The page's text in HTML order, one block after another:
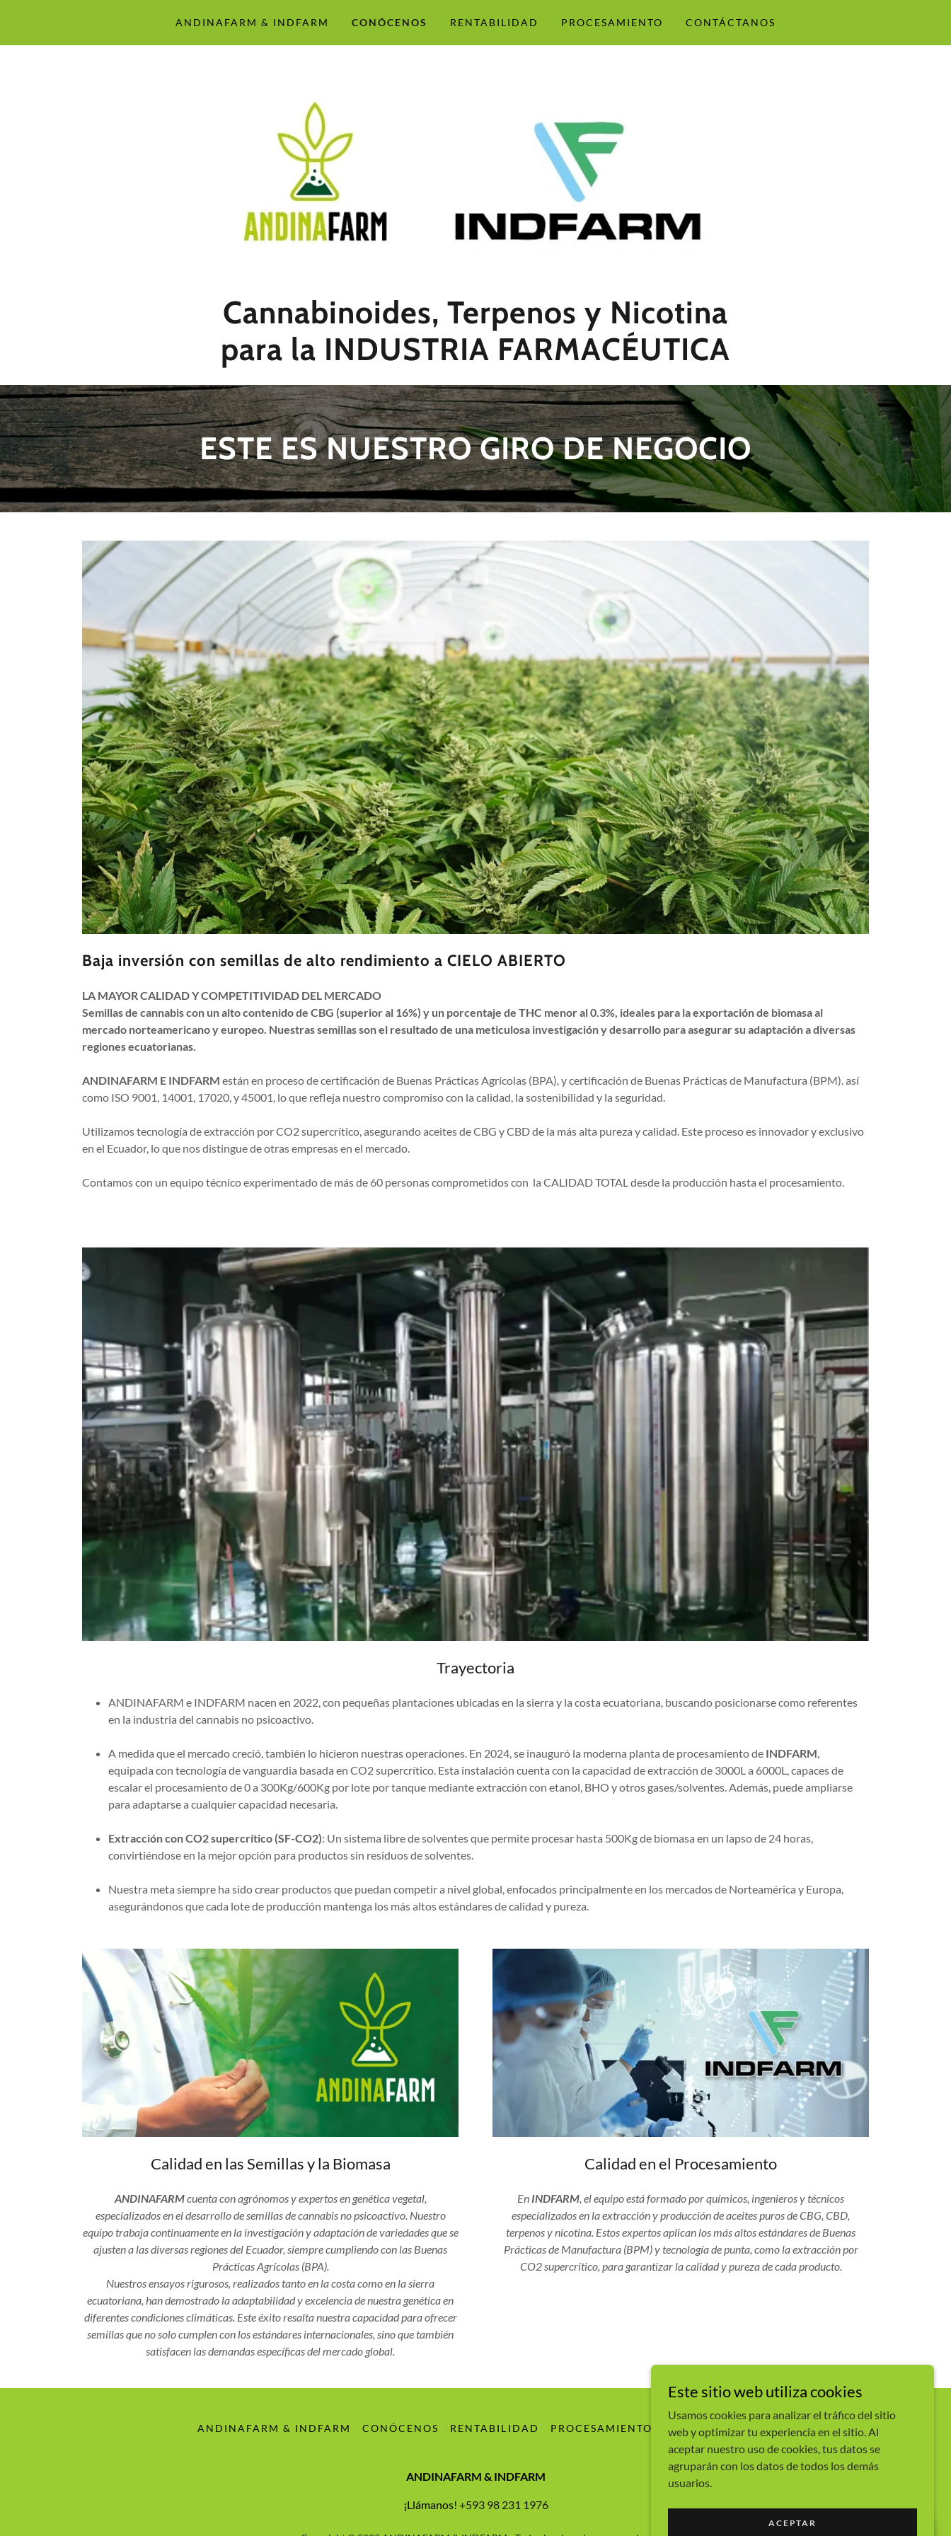
ANDINAFARM & INDFARM CONÓCENOS RENTABILIDAD PROCESAMIENTO CONTÁCTANOS
Cannabinoides, Terpenos y Nicotina
para la INDUSTRIA FARMACÉUTICA
ESTE ES NUESTRO GIRO DE NEGOCIO
Baja inversión con semillas de alto rendimiento a CIELO ABIERTO
LA MAYOR CALIDAD Y COMPETITIVIDAD DEL MERCADO
Semillas de cannabis con un alto contenido de CBG (superior al 16%) y un porcentaje de THC menor al 0.3%, ideales para la exportación de biomasa al
mercado norteamericano y europeo. Nuestras semillas son el resultado de una meticulosa investigación y desarrollo para asegurar su adaptación a diversas
regiones ecuatorianas.
ANDINAFARM E INDFARM están en proceso de certificación de Buenas Prácticas Agrícolas (BPA), y certificación de Buenas Prácticas de Manufactura (BPM). así
como ISO 9001, 14001, 17020, y 45001, lo que refleja nuestro compromiso con la calidad, la sostenibilidad y la seguridad.
Utilizamos tecnología de extracción por CO2 supercrítico, asegurando aceites de CBG y CBD de la más alta pureza y calidad. Este proceso es innovador y exclusivo
en el Ecuador, lo que nos distingue de otras empresas en el mercado.
Contamos con un equipo técnico experimentado de más de 60 personas comprometidos con la CALIDAD TOTAL desde la producción hasta el procesamiento.
Trayectoria
ANDINAFARM e INDFARM nacen en 2022, con pequeñas plantaciones ubicadas en la sierra y la costa ecuatoriana, buscando posicionarse como referentes
en la industria del cannabis no psicoactivo.
A medida que el mercado creció, también lo hicieron nuestras operaciones. En 2024, se inauguró la moderna planta de procesamiento de INDFARM,
equipada con tecnología de vanguardia basada en CO2 supercrítico. Esta instalación cuenta con la capacidad de extracción de 3000L a 6000L, capaces de
escalar el procesamiento de 0 a 300Kg/600Kg por lote por tanque mediante extracción con etanol, BHO y otros gases/solventes. Además, puede ampliarse
para adaptarse a cualquier capacidad necesaria.
Extracción con CO2 supercrítico (SF-CO2): Un sistema libre de solventes que permite procesar hasta 500Kg de biomasa en un lapso de 24 horas,
convirtiéndose en la mejor opción para productos sin residuos de solventes.
Nuestra meta siempre ha sido crear productos que puedan competir a nivel global, enfocados principalmente en los mercados de Norteamérica y Europa,
asegurándonos que cada lote de producción mantenga los más altos estándares de calidad y pureza.
Calidad en las Semillas y la Biomasa
ANDINAFARMcuenta con agrónomos y expertos en genética vegetal,
especializados en el desarrollo de semillas de cannabis no psicoactivo. Nuestro
equipo trabaja continuamente en la investigación y adaptación de variedades que se
ajusten a las diversas regiones del Ecuador, siempre cumpliendo con las Buenas
Prácticas Agrícolas (BPA).
Nuestros ensayos rigurosos, realizados tanto en la costa como en la sierra
ecuatoriana, han demostrado la adaptabilidad y excelencia de nuestra genética en
diferentes condiciones climáticas. Este éxito resalta nuestra capacidad para ofrecer
semillas que no solo cumplen con los estándares internacionales, sino que también
satisfacen las demandas específicas del mercado global.
Calidad en el Procesamiento
En INDFARM, el equipo está formado por químicos, ingenieros y técnicos
especializados en la extracción y producción de aceites puros de CBG, CBD,
terpenos y nicotina. Estos expertos aplican los más altos estándares de Buenas
Prácticas de Manufactura (BPM) y tecnología de punta, como la extracción por
CO2 supercrítico, para garantizar la calidad y pureza de cada producto.
ANDINAFARM & INDFARM CONÓCENOS RENTABILIDAD PROCESAMIENTO CONTÁCTANOS
ANDINAFARM & INDFARM
¡Llámanos! +593 98 231 1976
Este sitio web utiliza cookies
Usamos cookies para analizar el tráfico del sitio
web y optimizar tu experiencia en el sitio. Al
aceptar nuestro uso de cookies, tus datos se
agruparán con los datos de todos los demás
usuarios.
ACEPTAR